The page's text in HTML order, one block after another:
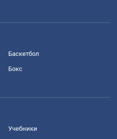
Баскетбол
Бокс
Учебники